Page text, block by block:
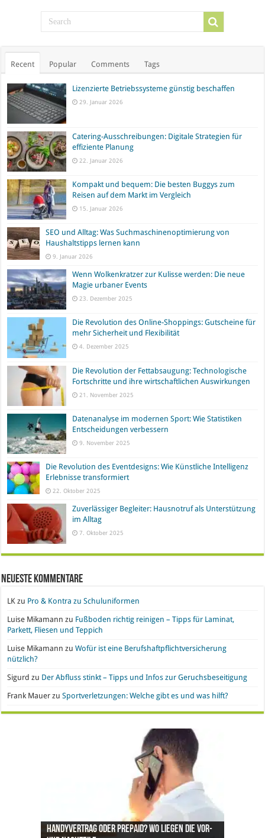
Recent Popular Comments Tags
Lizenzierte Betriebssysteme günstig beschaffen
29. Januar 2026
Catering-Ausschreibungen: Digitale Strategien für
effiziente Planung
22. Januar 2026
Kompakt und bequem: Die besten Buggys zum
Reisen auf dem Markt im Vergleich
15. Januar 2026
SEO und Alltag: Was Suchmaschinenoptimierung von
Haushaltstipps lernen kann
9. Januar 2026
Wenn Wolkenkratzer zur Kulisse werden: Die neue
Magie urbaner Events
23. Dezember 2025
Die Revolution des Online-Shoppings: Gutscheine für
mehr Sicherheit und Flexibilität
4. Dezember 2025
Die Revolution der Fettabsaugung: Technologische
Fortschritte und ihre wirtschaftlichen Auswirkungen
21. November 2025
Datenanalyse im modernen Sport: Wie Statistiken
Entscheidungen verbessern
9. November 2025
Die Revolution des Eventdesigns: Wie Künstliche Intelligenz
Erlebnisse transformiert
22. Oktober 2025
Zuverlässiger Begleiter: Hausnotruf als Unterstützung
im Alltag
7. Oktober 2025
Neueste Kommentare
LK zu Pro & Kontra zu Schuluniformen
Luise Mikamann zu Fußboden richtig reinigen – Tipps für Laminat,
Parkett, Fliesen und Teppich
Luise Mikamann zuWofür ist eine Berufshaftpflichtversicherung
nützlich?
Sigurd zu Der Abfluss stinkt – Tipps und Infos zur Geruchsbeseitigung
Frank Mauer zuSportverletzungen: Welche gibt es und was hilft?
Handyvertrag oder Prepaid? Wo liegen die Vor-
Nachgefragt: Ist Gold eine geeignete
Büroeinrichtung und IT leasen: Hier liegen die
Pro & Kontra – künstliche Pflanzen vs. echte
Synthetische Kleidung – Vor- und Nachteile von